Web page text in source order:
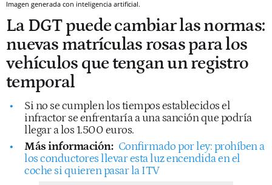
Imagen generada con inteligencia artificial.
La DGT puede cambiar las normas:
nuevas matrículas rosas para los
vehículos que tengan un registro
temporal
Si no se cumplen los tiempos establecidos el
infractor se enfrentaría a una sanción que podría
llegar a los 1.500 euros.
Más información: Confirmado por ley: prohíben a
los conductores llevar esta luz encendida en el
coche si quieren pasar la ITV